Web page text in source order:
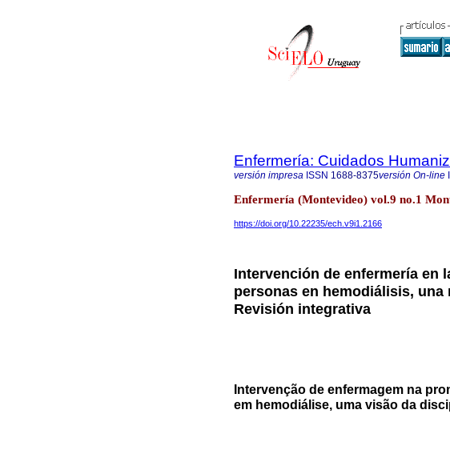
Enfermería: Cuidados
versión impresa ISSN 1688-8375versión On-line
Enfermería (Montevideo) vol.9 no.1
https://doi.org/10.22235/ech.v9i1.2166
Intervención de enfermería en
personas en hemodiálisis,
Revisión integrativa
Intervenção de enfermagem na
em hemodiálise, uma visão da